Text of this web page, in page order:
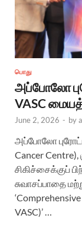
பொது
அப்போலோ
VASC
June 2, 2026 - by
அப்போலோ
Cancer
சிகிச்சைக்குப்
சுவாசப்பாதை
VASC)’ …